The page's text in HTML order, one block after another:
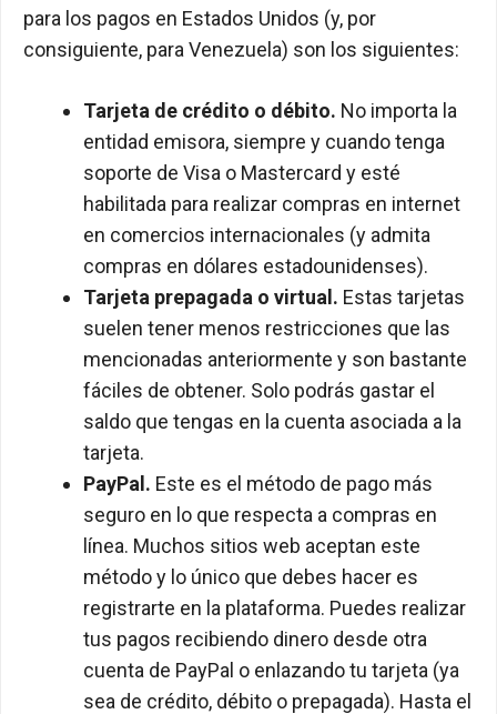
para los pagos en Estados Unidos (y, por
consiguiente, para Venezuela) son los siguientes:
Tarjeta de crédito o débito. No importa la
entidad emisora, siempre y cuando tenga
soporte de Visa o Mastercard y esté
habilitada para realizar compras en internet
en comercios internacionales (y admita
compras en dólares estadounidenses).
Tarjeta prepagada o virtual. Estas tarjetas
suelen tener menos restricciones que las
mencionadas anteriormente y son bastante
fáciles de obtener. Solo podrás gastar el
saldo que tengas en la cuenta asociada a la
tarjeta.
PayPal. Este es el método de pago más
seguro en lo que respecta a compras en
línea. Muchos sitios web aceptan este
método y lo único que debes hacer es
registrarte en la plataforma. Puedes realizar
tus pagos recibiendo dinero desde otra
cuenta de PayPal o enlazando tu tarjeta (ya
sea de crédito, débito o prepagada). Hasta el